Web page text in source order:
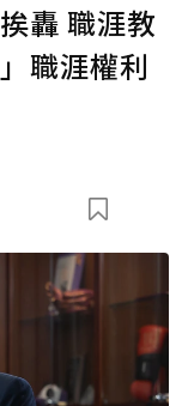
轟 職涯教
職涯權利